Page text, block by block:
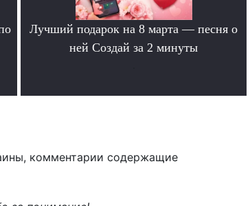
Лучший подарок на 8 марта — песня о
ней Создай за 2 минуты
комментарии содержащие